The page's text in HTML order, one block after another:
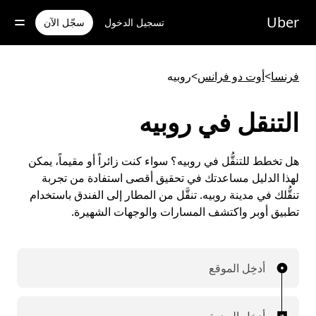
للوصول
المحتوى
Uber تسجيل الدخول سجّل الآن
فرنسا>أوت دو فرانس>روبيه
التنقل في روبيه
هل تخطط للتنقُّل في روبيه؟ سواء كنت زائراً أو مقيماً، يمكن
لهذا الدليل مساعدتك في تحقيق أقصى استفادة من تجربة
تنقُّلك في مدينة روبيه. تنقَّل من المطار إلى الفندق باستخدام
تطبيق أوبر واكتشف المسارات والوجهات الشهيرة.
أدخِل الموقع